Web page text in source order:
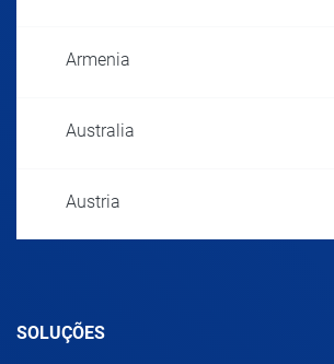
Armenia
Australia
Austria
Bahamas
SOLUÇÕES